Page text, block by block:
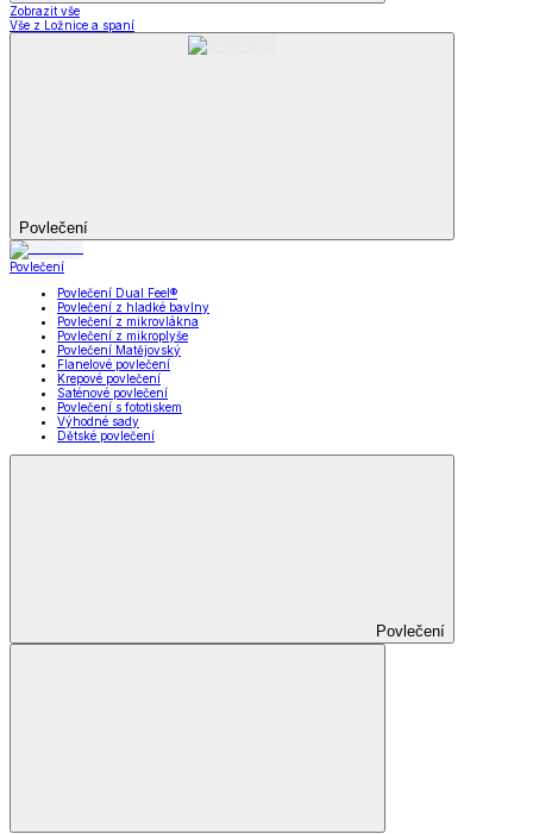
Zobrazit vše
Vše z Ložnice a spaní
Povlečení
Povlečení
Povlečení Dual Feel®
Povlečení z hladké bavlny
Povlečení z mikrovlákna
Povlečení z mikroplyše
Povlečení Matějovský
Flanelové povlečení
Krepové povlečení
Saténové povlečení
Povlečení s fototiskem
Výhodné sady
Dětské povlečení
Povlečení